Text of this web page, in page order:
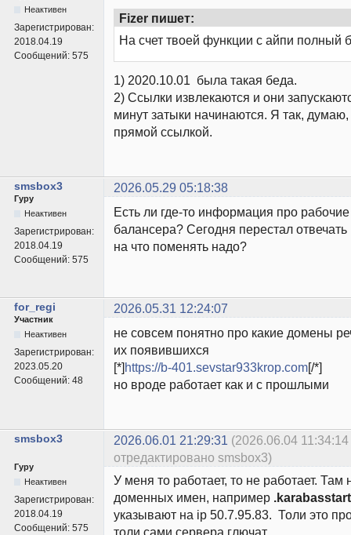
Неактивен
Зарегистрирован:
2018.04.19
Сообщений: 575
Fizer пишет:
На счет твоей функции с айпи полный
1) 2020.10.01 была такая беда.
2) Ссылки извлекаются и они
минут затыки начинаются. Я так, думаю,
прямой ссылкой.
smsbox3 2026.05.29 05:18:38
Гуру
Неактивен
Зарегистрирован:
2018.04.19
Сообщений: 575
Есть ли где-то информация про
балансера? Сегодня перестал
на что поменять надо?
for_regi 2026.05.31 12:24:07
Участник
Неактивен
Зарегистрирован:
2023.05.20
Сообщений: 48
не совсем понятно про какие домены
их появившихся
[*]https://b-401.sevstar933krop.com[/*]
но вроде работает как и с прошлыми
smsbox3 2026.06.01 21:29:31 (2026.06.04 11:34:14
отредактировано smsbox3)
Гуру
Неактивен
Зарегистрирован:
2018.04.19
Сообщений: 575
У меня то работает, то не работает. Там
доменных имен, например
указывают на ip 50.7.95.83. Толи это
толи сами сервера глючат.